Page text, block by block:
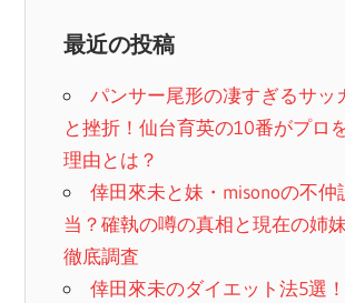
最近の投稿
パンサー尾形の凄すぎるサッ
と挫折！仙台育英の10番がプロ
理由とは？
倖田來未と妹・misonoの不仲
当？確執の噂の真相と現在の姉
徹底調査
倖田來未のダイエット法5選